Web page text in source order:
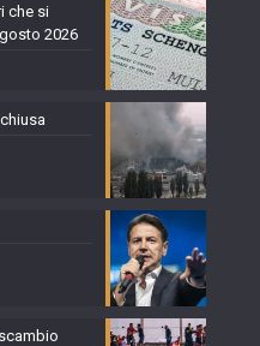
che si
2026